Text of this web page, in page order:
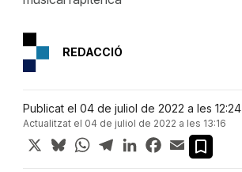
REDACCIÓ
Publicat el 04 de juliol de 2022 a les 12:24
Actualitzat el 04 de juliol de 2022 a les 13:16
X BlueskyWhatsApp
TelegramLinkedInFacebook
Email